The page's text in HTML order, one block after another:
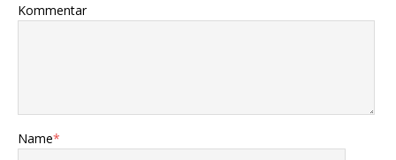
Kommentar
Name*